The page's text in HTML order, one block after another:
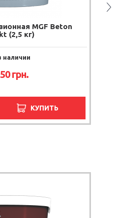
Грунтовка адгезионна